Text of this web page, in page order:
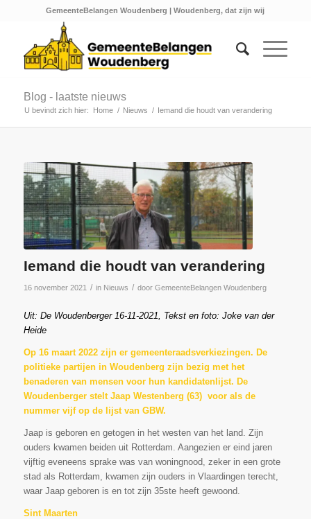
GemeenteBelangen Woudenberg | Woudenberg, dat zijn wij
Blog - laatste nieuws
U bevindt zich hier: Home / Nieuws / Iemand die houdt van verandering
Iemand die houdt van verandering
16 november 2021 / in Nieuws / door GemeenteBelangen Woudenberg
Uit: De Woudenberger16-11-2021, Tekst en foto: Joke van der
Heide
Op 16 maart 2022 zijn er gemeenteraadsverkiezingen. De
politieke partijen in Woudenberg zijn bezig met het
benaderen van mensen voor hun kandidatenlijst. De
Woudenberger stelt Jaap Westenberg (63) voor als de
nummer vijf op de lijst van GBW.
Jaap is geboren en getogen in het westen van het land. Zijn
ouders kwamen beiden uit Rotterdam. Aangezien er eind jaren
vijftig eveneens sprake was van woningnood, zeker in een grote
stad als Rotterdam, kwamen zijn ouders in Vlaardingen terecht,
waar Jaap geboren is en tot zijn 35steheeft gewoond.
Sint Maarten